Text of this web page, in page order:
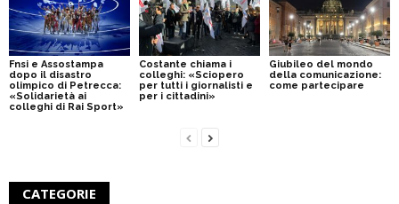
Fnsi e Assostampa
dopo il disastro
olimpico di Petrecca:
«Solidarietà ai
colleghi di Rai Sport»
Costante chiama i
colleghi: «Sciopero
per tutti i giornalisti e
per i cittadini»
Giubileo del mondo
della comunicazione:
come partecipare
CATEGORIE